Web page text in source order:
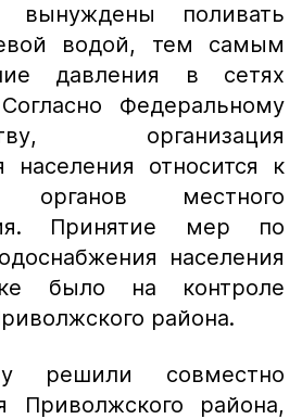
поливать
водой, тем самым
давления в сетях
Федеральному
организация
населения относится к
органов местного
Принятие мер по
населения
было на контроле
района.
решили совместно
Приволжского района,